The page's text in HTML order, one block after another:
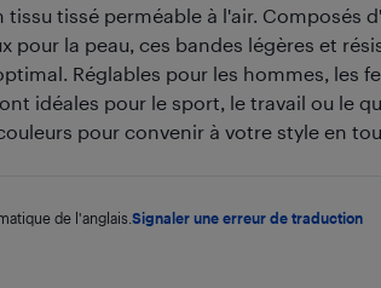
tissu tissé perméable à l'air. Composés
pour la peau, ces bandes légères et
Réglables pour les hommes, les
idéales pour le sport, le travail ou le
pour convenir à votre style en
de l'anglais. Signaler une erreur de traduction